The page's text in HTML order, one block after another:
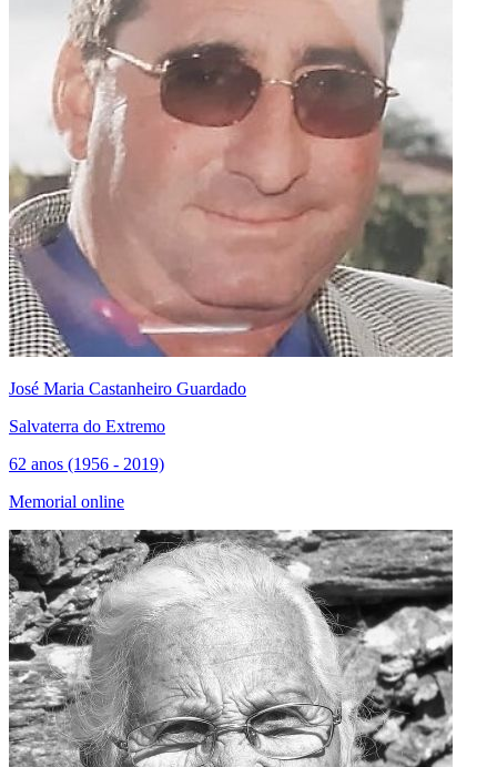
José Maria Castanheiro Guardado
Salvaterra do Extremo
62 anos (1956 - 2019)
Memorial online